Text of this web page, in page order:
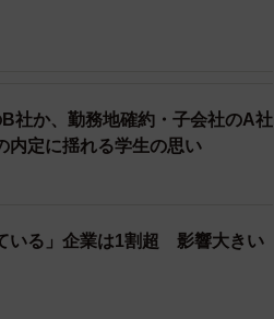
といった「条件次第で現場系の
ました。
えた学生を合わせると、実に学
かりました。
社か、勤務地確約・子会社のA社
定に揺れる学生の思い
いる」企業は1割超 影響大きい